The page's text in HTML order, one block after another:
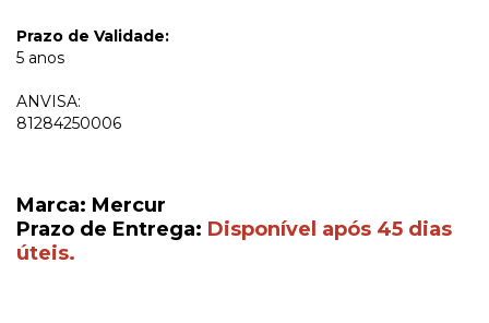
Prazo de Validade:
5 anos
ANVISA:
81284250006
Marca: Mercur
Prazo de Entrega: Disponível após 45 dias
úteis.